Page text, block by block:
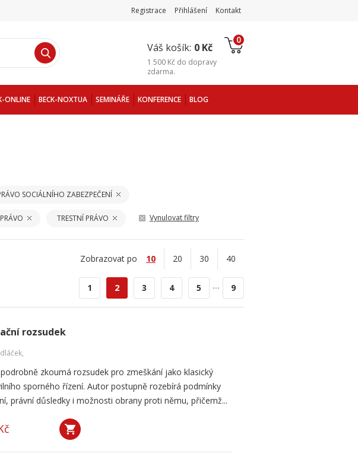
Registrace Přihlášení Kontakt
Váš košík: 0 Kč
0
1 500 Kč do dopravy
zdarma.
ONLINE BECK-NOXTUA SEMINÁŘE KONFERENCE BLOG
SOCIÁLNÍHO ZABEZPEČENÍ
TRESTNÍ PRÁVO Vynulovat filtry
Zobrazovat po 10 20 30 40
1 2 3 4 5 ... 9
rozsudek
zkoumá rozsudek pro zmeškání jako klasický
sporného řízení. Autor postupně rozebírá podmínky
právní důsledky i možnosti obrany proti němu, přičemž...